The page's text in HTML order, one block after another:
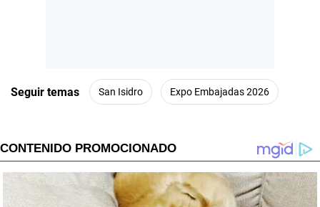
Seguir temas San Isidro Expo Embajadas 2026